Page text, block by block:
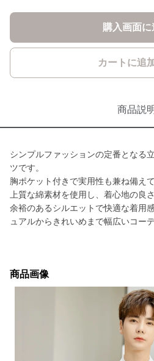
購入画面に
カートに追
商品説
シンプルファッションの定番となる
ツです。
胸ポケット付きで実用性も兼ね備えて
上質な綿素材を使用し、着心地の良
余裕のあるシルエットで快適な着用
ュアルからきれいめまで幅広いコー
商品画像